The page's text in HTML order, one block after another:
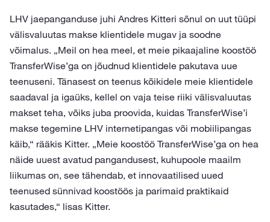
LHV jaepanganduse juhi Andres Kitteri sõnul on uut tüüpi
välisvaluutas makse klientidele mugav ja soodne
võimalus. „Meil on hea meel, et meie pikaajaline koostöö
TransferWise’ga on jõudnud klientidele pakutava uue
teenuseni. Tänasest on teenus kõikidele meie klientidele
saadaval ja igaüks, kellel on vaja teise riiki välisvaluutas
makset teha, võiks juba proovida, kuidas TransferWise’i
makse tegemine LHV internetipangas või mobiilipangas
käib,“ rääkis Kitter. „Meie koostöö TransferWise’ga on hea
näide uuest avatud pangandusest, kuhupoole maailm
liikumas on, see tähendab, et innovaatilised uued
teenused sünnivad koostöös ja parimaid praktikaid
kasutades,“ lisas Kitter.